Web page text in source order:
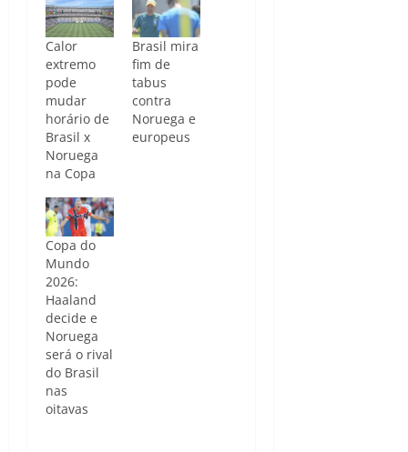
Calor
extremo
pode
mudar
horário de
Brasil x
Noruega
na Copa
Brasil mira
fim de
tabus
contra
Noruega e
europeus
Copa do
Mundo
2026:
Haaland
decide e
Noruega
será o rival
do Brasil
nas
oitavas